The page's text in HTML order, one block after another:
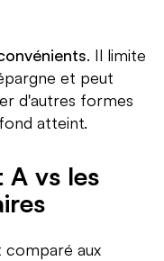
. Il limite
et peut
d'autres formes
atteint.
vs les
comparé aux